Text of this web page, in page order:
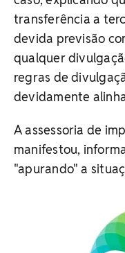
transferência a
devida previsão
qualquer
regras de
devidamente
A assessoria de
manifestou,
"apurando" a